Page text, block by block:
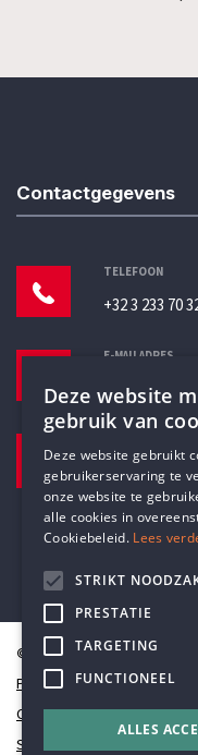
Contactgegevens
TELEFOON
+32 3 233 70
E-MAILADRES
Pottenbrug 4
Antwerpen,
© Humanistisch Verbond
Privacy
Cookiestatement
Sitemap
Deze website
gebruik van
Deze website gebruikt
gebruikerservaring te
onze website te
alle cookies in
Cookiebeleid. Lees
STRIKT
PRESTATIE
TARGETING
FUNCTIONEEL
ALLES